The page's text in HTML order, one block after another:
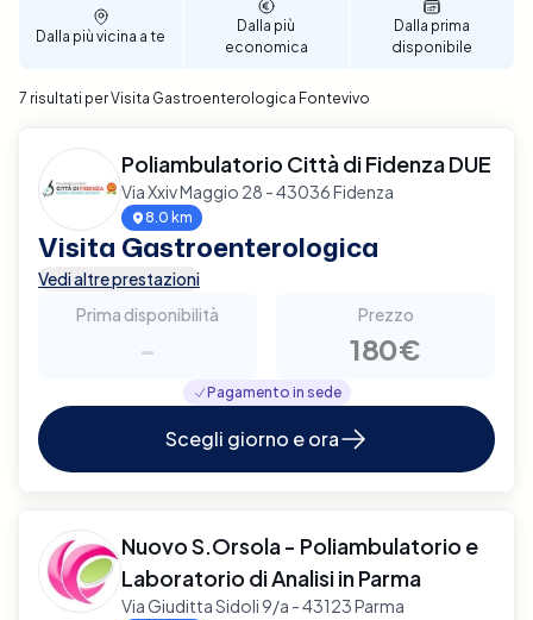
Dalla più vicina a te
Dalla più
economica
Dalla prima
disponibile
7 risultati per Visita Gastroenterologica Fontevivo
Poliambulatorio Città di Fidenza DUE
Via Xxiv Maggio 28 - 43036 Fidenza
8.0 km
Visita Gastroenterologica
Vedi altre prestazioni
Prima disponibilità
-
Prezzo
180€
Pagamento in sede
Scegli giorno e ora
Nuovo S.Orsola - Poliambulatorio e
Laboratorio di Analisi in Parma
Via Giuditta Sidoli 9/a - 43123 Parma